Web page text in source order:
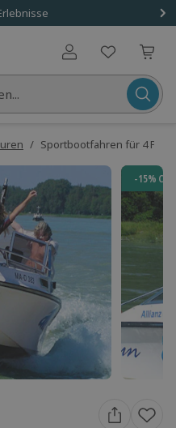
Benutzerkonto
/ Sportbootfahren für 4
-15%